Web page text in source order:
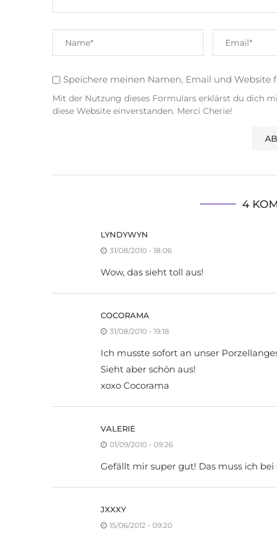
Speichere meinen Namen, Email und
Mit der Nutzung dieses Formulars erklärst du dich
diese Website einverstanden. Merci Cherie!
4
LYNDYWYN
31/08/2010 - 18:06
Wow, das sieht toll aus!
COCORAMA
31/08/2010 - 19:18
Ich musste sofort an unser
Sieht aber schön aus!
xoxo Cocorama
VALERIE
01/09/2010 - 09:26
Gefällt mir super gut! Das muss ich
JXXXY
15/06/2012 - 09:20